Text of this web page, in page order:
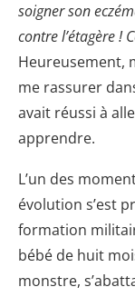
soigner son
contre l’étagère !
Heureusement,
me rassurer
avait réussi à
apprendre.
L’un des
évolution s’est
formation
bébé de huit
monstre,